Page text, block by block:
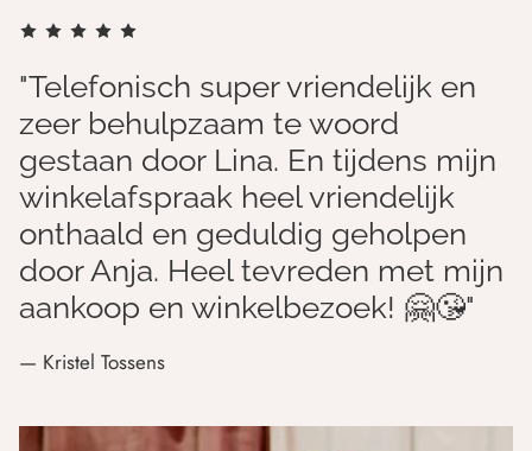
"Telefonisch super vriendelijk en
zeer behulpzaam te woord
gestaan door Lina. En tijdens mijn
winkelafspraak heel vriendelijk
onthaald en geduldig geholpen
door Anja. Heel tevreden met mijn
aankoop en winkelbezoek! 🤗😘"
— Kristel Tossens